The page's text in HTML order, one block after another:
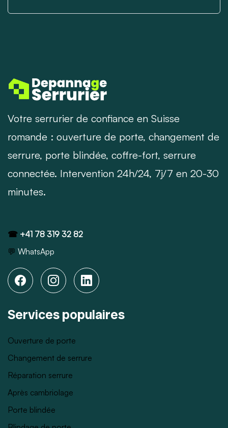
Votre serrurier de confiance en Suisse
romande : ouverture de porte, changement de
serrure, porte blindée, coffre-fort, serrure
connectée. Intervention 24h/24, 7j/7 en 20-30
minutes.
☎ +41 78 319 32 82
💬 WhatsApp
Services populaires
Ouverture de porte
Changement de serrure
Réparation serrure
Après cambriolage
Porte blindée